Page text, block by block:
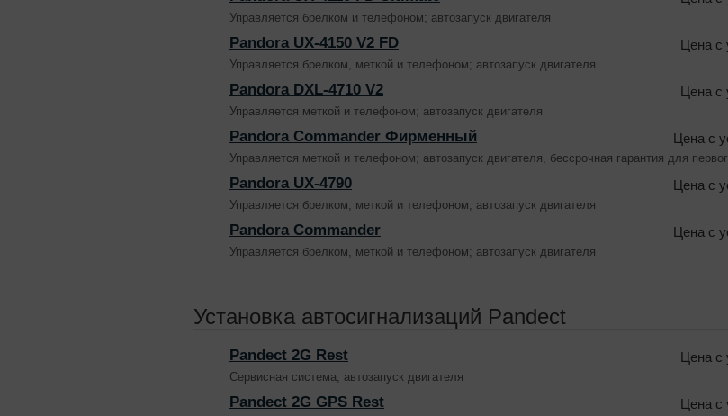
Управляется брелком и телефоном; автозапуск двигателя
Pandora UX-4150 V2 FD Цена с
Управляется брелком, меткой и телефоном; автозапуск двигателя
Pandora DXL-4710 V2 Цена с
Управляется меткой и телефоном; автозапуск двигателя
Pandora Commander Фирменный Цена с
Управляется меткой и телефоном; автозапуск двигателя, бессрочная гарантия для
Pandora UX-4790 Цена с
Управляется брелком, меткой и телефоном; автозапуск двигателя
Pandora Commander Цена с
Управляется брелком, меткой и телефоном; автозапуск двигателя
Установка автосигнализаций Pandect
Pandect 2G Rest Цена с
Сервисная система; автозапуск двигателя
Pandect 2G GPS Rest Цена с